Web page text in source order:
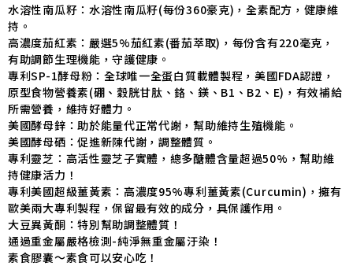
水溶性南瓜籽：水溶性南瓜籽(每份360豪克)，全素配方，健康維
持。
高濃度茄紅素：嚴選5%茄紅素(番茄萃取)，每份含有220毫克，
有助調節生理機能，守護健康。
專利SP-1酵母粉：全球唯一全蛋白質載體製程，美國FDA認證，
原型食物營養素(硼、穀胱甘肽、鉻、鎂、B1、B2、E)，有效補給
所需營養，維持好體力。
美國酵母鋅：助於能量代正常代謝，幫助維持生殖機能。
美國酵母硒：促進新陳代謝，調整體質。
專利靈芝：高活性靈芝子實體，總多醣體含量超過50%，幫助維
持健康活力！
專利美國超級薑黃素：高濃度95%專利薑黃素(Curcumin)，擁有
歐美兩大專利製程，保留最有效的成分，具保護作用。
大豆異黃酮：特別幫助調整體質！
通過重金屬嚴格檢測-純淨無重金屬汙染！
素食膠囊～素食可以安心吃！